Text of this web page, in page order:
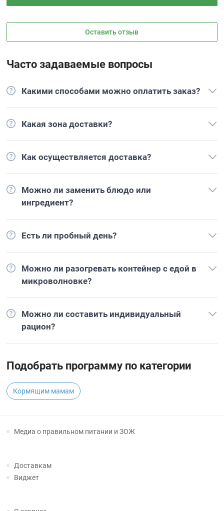
Оставить отзыв
Часто задаваемые вопросы
Какими способами можно оплатить заказ?
Какая зона доставки?
Как осуществляется доставка?
Можно ли заменить блюдо или
ингредиент?
Есть ли пробный день?
Можно ли разогревать контейнер с едой в
микроволновке?
Можно ли составить индивидуальный
рацион?
Подобрать программу по категории
Кормящим мамам
Медиа о правильном питании и ЗОЖ
Доставкам
Виджет